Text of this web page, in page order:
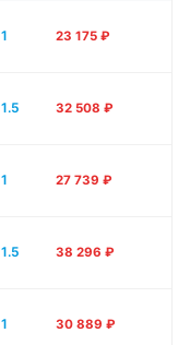
1 23 175 ₽
1.5 32 508 ₽
1 27 739 ₽
1.5 38 296 ₽
1 30 889 ₽